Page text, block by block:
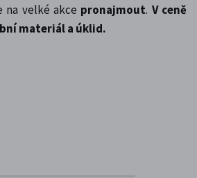
na velké akce pronajmout. V ceně
materiál a úklid.